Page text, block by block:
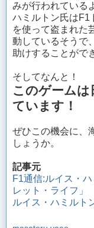
みが行われている
ハミルトン氏はF1
を使って盗まれた
動しているそうで
助けすることがで
そしてなんと！
このゲーム
ています！
ぜひこの機会に、
しょうか。
記事元
F1通信:ルイス・
レット・ライフ」
ルイス・ハミルト